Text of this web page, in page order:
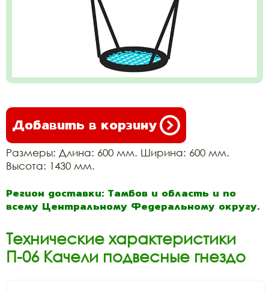
Добавить в корзину
Размеры: Длина: 600 мм. Ширина: 600 мм.
Высота: 1430 мм.
Регион доставки: Тамбов и область и по
всему Центральному Федеральному округу.
Технические характеристики
П-06 Качели подвесные гнездо